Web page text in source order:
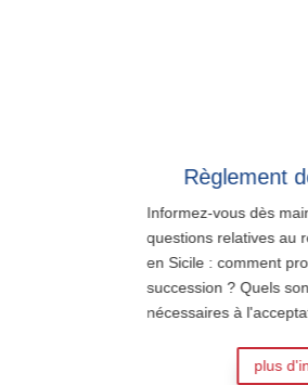
Règlement
Informez-vous dès
questions relatives au
en Sicile : comment
succession ? Quels
nécessaires à
plus